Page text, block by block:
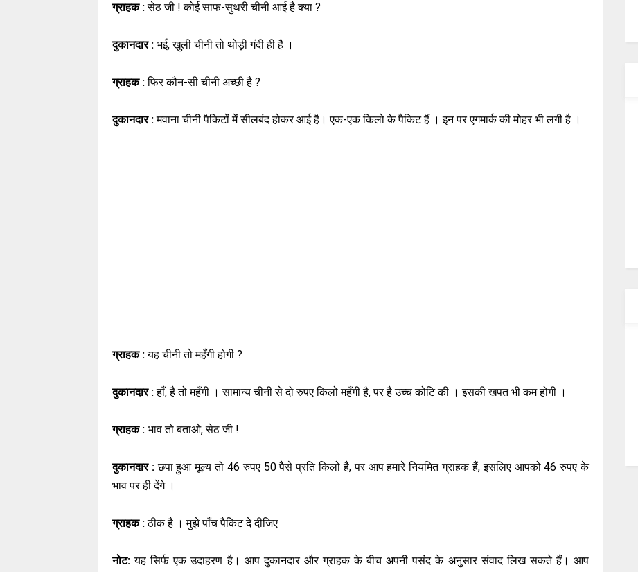
ग्राहक :सेठ जी ! कोई साफ-सुथरी चीनी आई है क्या ?
दुकानदार : भई, खुली चीनी तो थोड़ी गंदी ही है ।
ग्राहक :फिर कौन-सी चीनी अच्छी है ?
दुकानदार :मवाना चीनी पैकिटों में सीलबंद होकर आई है। एक-एक किलो के पैकिट हैं । इन पर एगमार्क की मोहर भी लगी है ।
ग्राहक :यह चीनी तो महँगी होगी ?
दुकानदार :हाँ, है तो महँगी । सामान्य चीनी से दो रुपए किलो महँगी है, पर है उच्च कोटि की । इसकी खपत भी कम होगी ।
ग्राहक : भाव तो बताओ, सेठ जी !
दुकानदार :छपा हुआ मूल्य तो 46 रुपए 50 पैसे प्रति किलो है, पर आप हमारे नियमित ग्राहक हैं, इसलिए आपको 46 रुपए के
भाव पर ही देंगे ।
ग्राहक :ठीक है । मुझे पाँच पैकिट दे दीजिए
नोट: यह सिर्फ एक उदाहरण है। आप दुकानदार और ग्राहक के बीच अपनी पसंद के अनुसार संवाद लिख सकते हैं। आप